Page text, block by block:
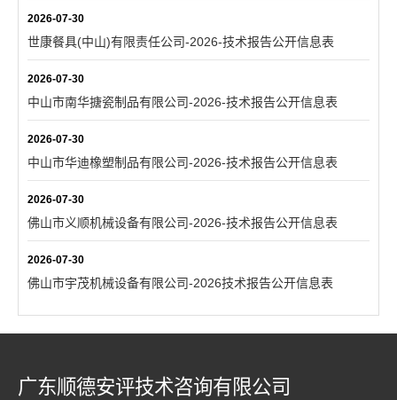
2026-07-30
世康餐具(中山)有限责任公司-2026-技术报告公开信息表
2026-07-30
中山市南华搪瓷制品有限公司-2026-技术报告公开信息表
2026-07-30
中山市华迪橡塑制品有限公司-2026-技术报告公开信息表
2026-07-30
佛山市义顺机械设备有限公司-2026-技术报告公开信息表
2026-07-30
佛山市宇茂机械设备有限公司-2026技术报告公开信息表
广东顺德安评技术咨询有限公司